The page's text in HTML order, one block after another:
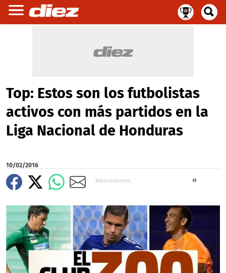
Top: Estos son los futbolistas
activos con más partidos en la
Liga Nacional de Honduras
10/02/2016
X